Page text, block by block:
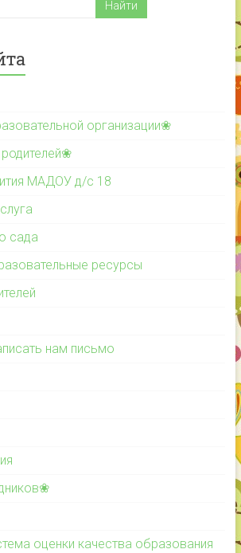
организации❀
МАДОУ д/с 18
сада
ресурсы
нам письмо
оценки качества образования